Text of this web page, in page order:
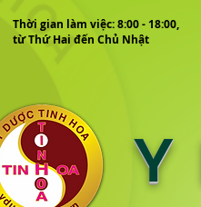
Thời gian làm việc: 8:00 - 18:00,
từ Thứ Hai đến Chủ Nhật
Y